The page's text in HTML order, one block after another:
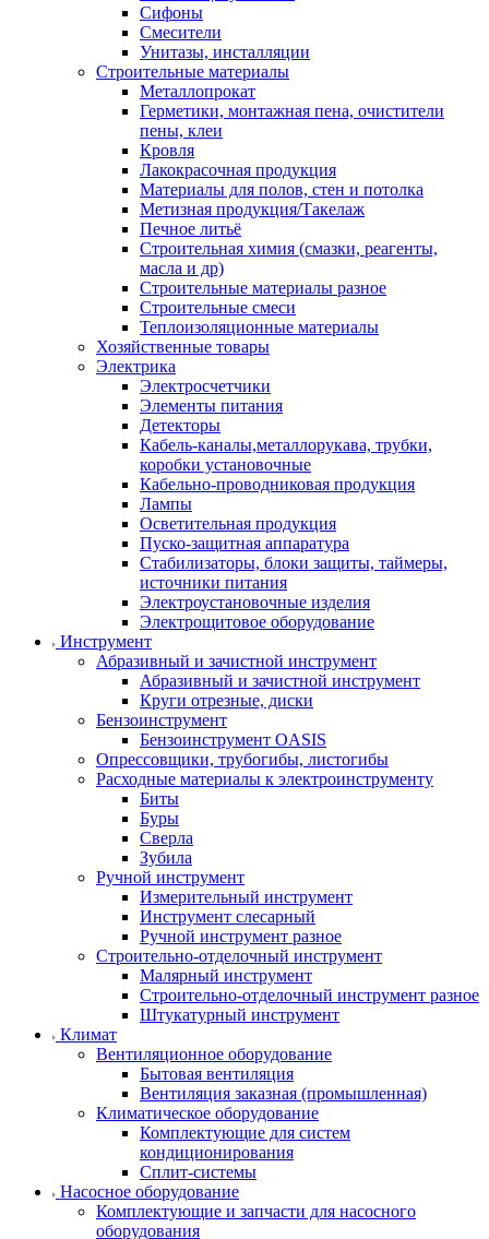
Сифоны
Смесители
Унитазы, инсталляции
Строительные материалы
Металлопрокат
Герметики, монтажная пена, очистители
пены, клеи
Кровля
Лакокрасочная продукция
Материалы для полов, стен и потолка
Метизная продукция/Такелаж
Печное литьё
Строительная химия (смазки, реагенты,
масла и др)
Строительные материалы разное
Строительные смеси
Теплоизоляционные материалы
Хозяйственные товары
Электрика
Электросчетчики
Элементы питания
Детекторы
Кабель-каналы,металлорукава, трубки,
коробки установочные
Кабельно-проводниковая продукция
Лампы
Осветительная продукция
Пуско-защитная аппаратура
Стабилизаторы, блоки защиты, таймеры,
источники питания
Электроустановочные изделия
Электрощитовое оборудование
Инструмент
Абразивный и зачистной инструмент
Абразивный и зачистной инструмент
Круги отрезные, диски
Бензоинструмент
Бензоинструмент OASIS
Опрессовщики, трубогибы, листогибы
Расходные материалы к электроинструменту
Биты
Буры
Сверла
Зубила
Ручной инструмент
Измерительный инструмент
Инструмент слесарный
Ручной инструмент разное
Строительно-отделочный инструмент
Малярный инструмент
Строительно-отделочный инструмент разное
Штукатурный инструмент
Климат
Вентиляционное оборудование
Бытовая вентиляция
Вентиляция заказная (промышленная)
Климатическое оборудование
Комплектующие для систем
кондиционирования
Сплит-системы
Насосное оборудование
Комплектующие и запчасти для насосного
оборудования